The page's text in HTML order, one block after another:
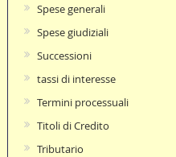
Spese generali
Spese giudiziali
Successioni
tassi di interesse
Termini processuali
Titoli di Credito
Tributario